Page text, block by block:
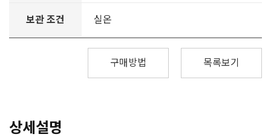
보관 조건 실온
목록보기
구매방법
상세설명